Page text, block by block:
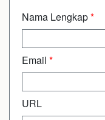
Nama Lengkap*
Email *
URL